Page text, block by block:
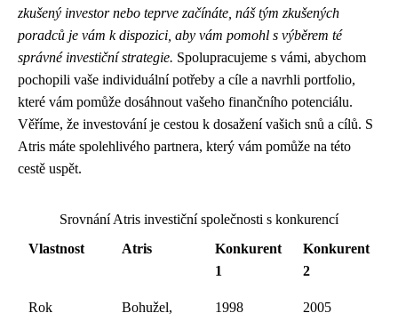
zkušený investor nebo teprve začínáte, náš tým zkušených
poradců je vám k dispozici, aby vám pomohl s výběrem té
správné investiční strategie. Spolupracujeme s vámi, abychom
pochopili vaše individuální potřeby a cíle a navrhli portfolio,
které vám pomůže dosáhnout vašeho finančního potenciálu.
Věříme, že investování je cestou k dosažení vašich snů a cílů. S
Atris máte spolehlivého partnera, který vám pomůže na této
cestě uspět.
Srovnání Atris investiční společnosti s konkurencí
Vlastnost
Atris
Konkurent
1
Konkurent
2
Rok
Bohužel,
1998 2005